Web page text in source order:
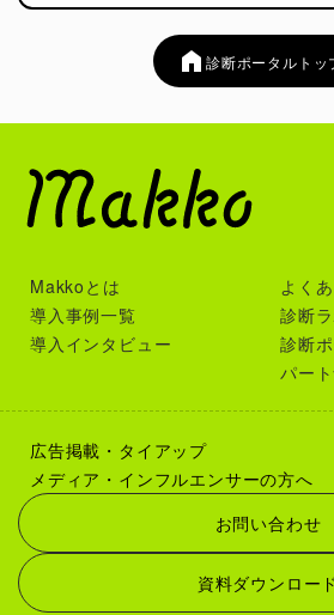
診断ポータルトッ
Makkoとは
導入事例一覧
導入インタビュー
よく
診断
診断
パー
広告掲載・タイアップ
メディア・インフルエンサーの方へ
お問い合わせ
資料ダウンロード